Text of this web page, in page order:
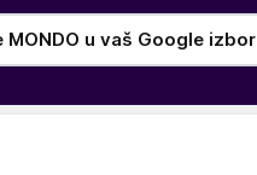
MONDO u vaš Google izbor